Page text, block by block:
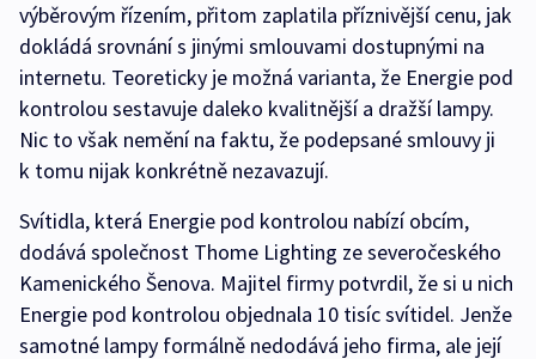
výběrovým řízením, přitom zaplatila příznivější cenu, jak
dokládá srovnání s jinými smlouvami dostupnými na
internetu. Teoreticky je možná varianta, že Energie pod
kontrolou sestavuje daleko kvalitnější a dražší lampy.
Nic to však nemění na faktu, že podepsané smlouvy ji
k tomu nijak konkrétně nezavazují.
Svítidla, která Energie pod kontrolou nabízí obcím,
dodává společnost Thome Lighting ze severočeského
Kamenického Šenova. Majitel firmy potvrdil, že si u nich
Energie pod kontrolou objednala 10 tisíc svítidel. Jenže
samotné lampy formálně nedodává jeho firma, ale její